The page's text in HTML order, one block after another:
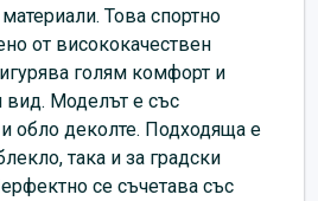
Това спортно
от висококачествен
голям комфорт и
вид. Моделът е със
обло деколте. Подходяща е
така и за градски
се съчетава със